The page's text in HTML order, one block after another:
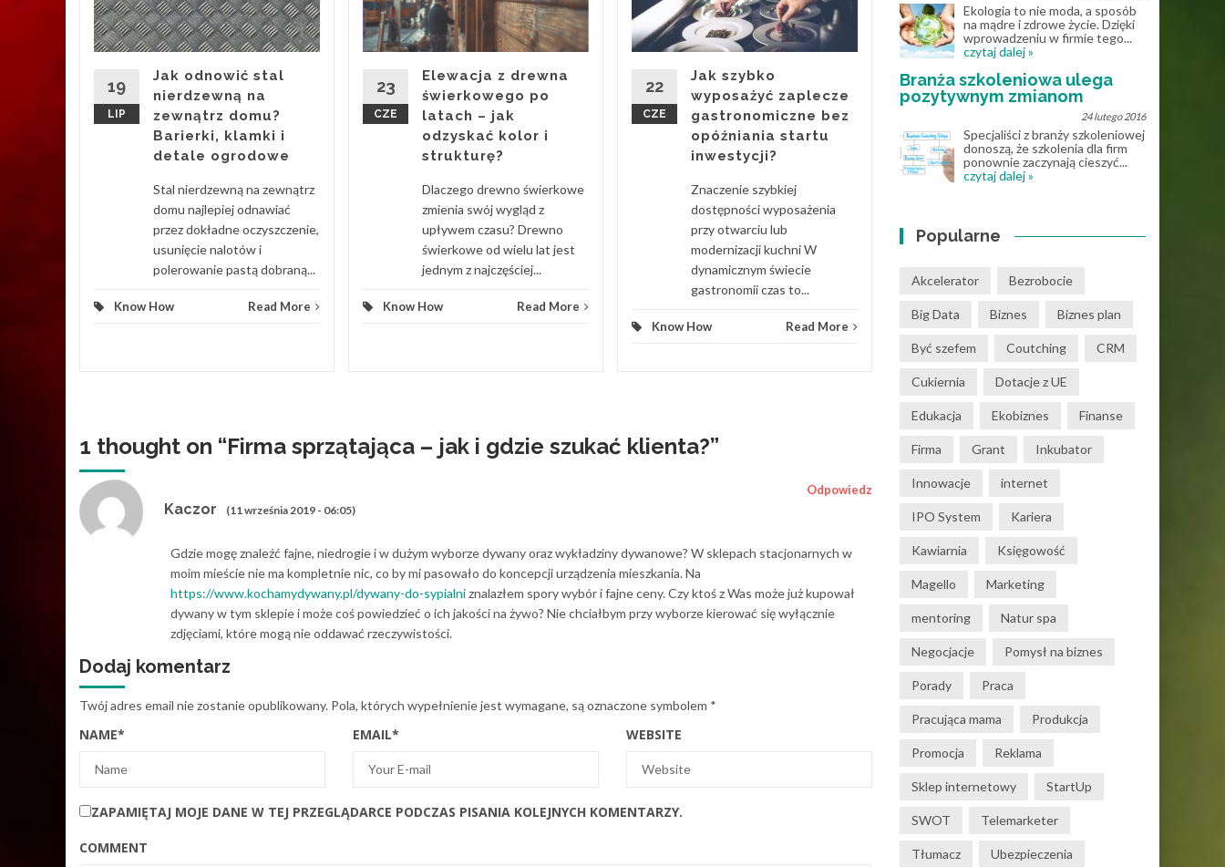
19
LIP
Jak odnowić stal
nierdzewną na
zewnątrz domu?
Barierki, klamki i
detale ogrodowe
Stal nierdzewną na zewnątrz
domu najlepiej odnawiać
przez dokładne oczyszczenie,
usunięcie nalotów i
polerowanie pastą dobraną...
Know How Read More
23
CZE
Elewacja z drewna
świerkowego po
latach – jak
odzyskać kolor i
strukturę?
Dlaczego drewno świerkowe
zmienia swój wygląd z
upływem czasu? Drewno
świerkowe od wielu lat jest
jednym z najczęściej...
Know How Read More
22
CZE
Jak szybko
wyposażyć zaplecze
gastronomiczne bez
opóźniania startu
inwestycji?
Znaczenie szybkiej
dostępności wyposażenia
przy otwarciu lub
modernizacji kuchni W
dynamicznym świecie
gastronomii czas to...
Know How Read More
nut?
Jeszcze kilkanaście lat temu
osoby uczące się gry na
instrumentach były mocno
ograniczone dostępnością
materiałów muzycznych.
Nuty...
Know How
1 thought on “Firma sprzątająca – jak i gdzie szukać klienta?”
Kaczor (11 września 2019 - 06:05)
Odpowiedz
Gdzie mogę znaleźć fajne, niedrogie i w dużym wyborze dywany oraz wykładziny dywanowe? W sklepach stacjonarnych w
moim mieście nie ma kompletnie nic, co by mi pasowało do koncepcji urządzenia mieszkania. Na
https://www.kochamydywany.pl/dywany-do-sypialniznalazłem spory wybór i fajne ceny. Czy ktoś z Was może już kupował
dywany w tym sklepie i może coś powiedzieć o ich jakości na żywo? Nie chciałbym przy wyborze kierować się wyłącznie
zdjęciami, które mogą nie oddawać rzeczywistości.
Dodaj komentarz
Twój adres email nie zostanie opublikowany. Pola, których wypełnienie jest wymagane, są oznaczone symbolem *
NAME* EMAIL* WEBSITE
ZAPAMIĘTAJ MOJE DANE W TEJ PRZEGLĄDARCE PODCZAS PISANIA KOLEJNYCH KOMENTARZY.
COMMENT
Ekologia to nie moda, a sposób
na mądre i zdrowe życie. Dzięki
wprowadzeniu w firmie tego...
czytaj dalej »
Branża szkoleniowa ulega
pozytywnym zmianom
24 lutego 2016
Specjaliści z branży szkoleniowej
donoszą, że szkolenia dla firm
ponownie zaczynają cieszyć...
czytaj dalej »
Popularne
Akcelerator Bezrobocie
Big Data Biznes Biznes plan
Być szefem Coutching CRM
Cukiernia Dotacje z UE
Edukacja Ekobiznes Finanse
Firma Grant Inkubator
Innowacje internet
IPO System Kariera
Kawiarnia Księgowość
Magello Marketing
mentoring Natur spa
Negocjacje Pomysł na biznes
Porady Praca
Pracująca mama Produkcja
Promocja Reklama
Sklep internetowy StartUp
SWOT Telemarketer
Tłumacz Ubezpieczenia